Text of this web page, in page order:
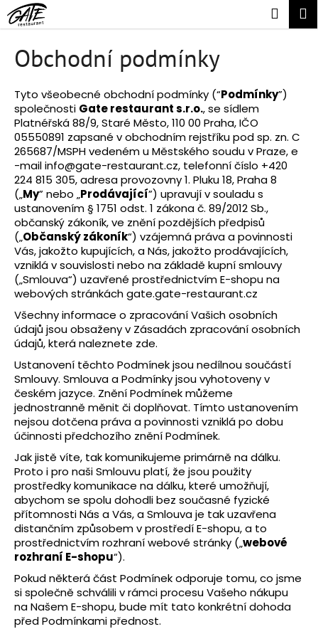
Přejít
na
Obchodní podmínky
Tyto všeobecné obchodní podmínky (“Podmínky”)
společnosti Gate restaurant s.r.o., se sídlem
Platnéřská 88/9, Staré Město, 110 00 Praha, IČO
05550891 zapsané v obchodním rejstříku pod sp. zn. C
265687/MSPH vedeném u Městského soudu v Praze, e
-mailinfo@gate-restaurant.cz, telefonní číslo +420
224 815 305, adresa provozovny 1. Pluku 18, Praha 8
(„My” nebo „Prodávající”) upravují v souladu s
ustanovením § 1751 odst. 1 zákona č. 89/2012 Sb.,
občanský zákoník, ve znění pozdějších předpisů
(„Občanský zákoník“) vzájemná práva a povinnosti
Vás, jakožto kupujících, a Nás, jakožto prodávajících,
vzniklá v souvislosti nebo na základě kupní smlouvy
(„Smlouva“) uzavřené prostřednictvím E-shopu na
webových stránkáchgate.gate-restaurant.cz
Všechny informace o zpracování Vašich osobních
údajů jsou obsaženy v Zásadách zpracování osobních
údajů, která naleznete zde.
Ustanovení těchto Podmínek jsou nedílnou součástí
Smlouvy. Smlouva a Podmínky jsou vyhotoveny v
českém jazyce. Znění Podmínek můžeme
jednostranně měnit či doplňovat. Tímto ustanovením
nejsou dotčena práva a povinnosti vzniklá po dobu
účinnosti předchozího znění Podmínek.
Jak jistě víte, tak komunikujeme primárně na dálku.
Proto i pro naši Smlouvu platí, že jsou použity
prostředky komunikace na dálku, které umožňují,
abychom se spolu dohodli bez současné fyzické
přítomnosti Nás a Vás, a Smlouva je tak uzavřena
distančním způsobem v prostředí E-shopu, a to
prostřednictvím rozhraní webové stránky („webové
rozhraní E-shopu“).
Pokud některá část Podmínek odporuje tomu, co jsme
si společně schválili v rámci procesu Vašeho nákupu
na Našem E-shopu, bude mít tato konkrétní dohoda
před Podmínkami přednost.
K
o
o
p
o
t
ř
e
b
u
j
e
t
e
n
a
í
t
?
HLEDAT